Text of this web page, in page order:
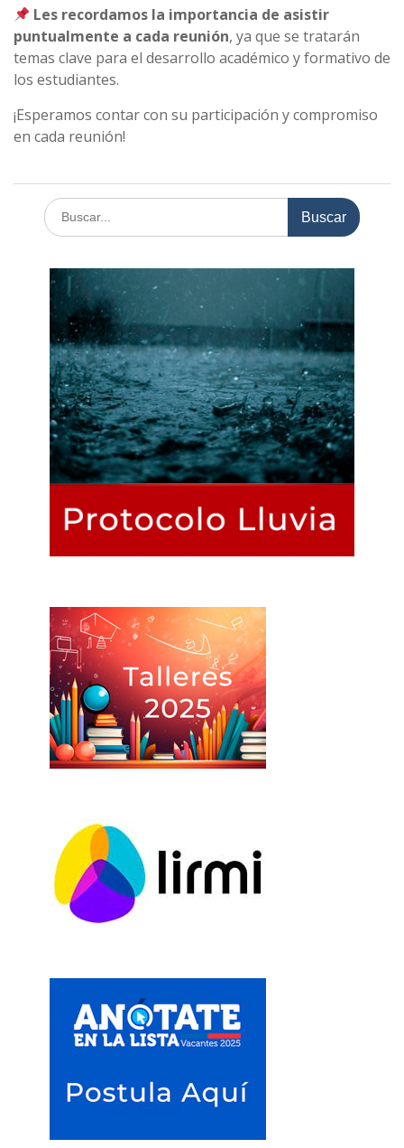
Les recordamos la importancia de asistir
puntualmente a cada reunión, ya que se tratarán
temas clave para el desarrollo académico y formativo de
los estudiantes.
¡Esperamos contar con su participación y compromiso
en cada reunión!
Buscar: